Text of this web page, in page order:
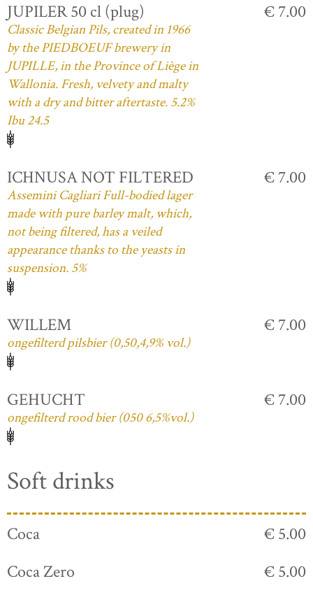
JUPILER 50 cl (plug)
Classic Belgian Pils, created in 1966
by the PIEDBOEUF brewery in
JUPILLE, in the Province of Liège in
Wallonia. Fresh, velvety and malty
with a dry and bitter aftertaste. 5.2%
Ibu 24.5
€ 7.00
ICHNUSA NOT FILTERED
Assemini Cagliari Full-bodied lager
made with pure barley malt, which,
not being filtered, has a veiled
appearance thanks to the yeasts in
suspension. 5%
€ 7.00
WILLEM
ongefilterd pilsbier (0,50,4,9% vol.)
€ 7.00
GEHUCHT
ongefilterd rood bier (050 6,5%vol.)
€ 7.00
Soft drinks
Coca
€ 5.00
Coca Zero
€ 5.00